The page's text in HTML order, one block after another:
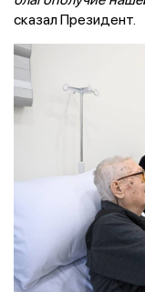
сказал Президент.